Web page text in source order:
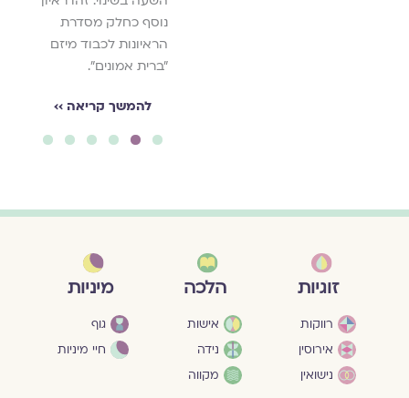
נוסף כחלק מסדרת
הראיונות לכבוד מיזם
"ברית אמונים".
להמשך קריאה ››
זוגיות
רווקות
אירוסין
נישואין
הלכה
אישות
נידה
מקווה
מיניות
גוף
חיי מיניות